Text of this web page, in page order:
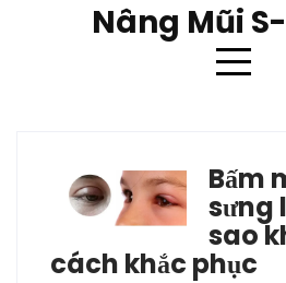
Nâng Mũi
Thẻ:bam mi Bấm
sưng
sao
cách khắc phục